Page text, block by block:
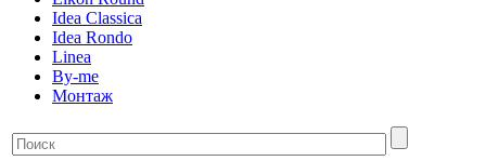
Idea Classica
Idea Rondo
Linea
By-me
Монтаж